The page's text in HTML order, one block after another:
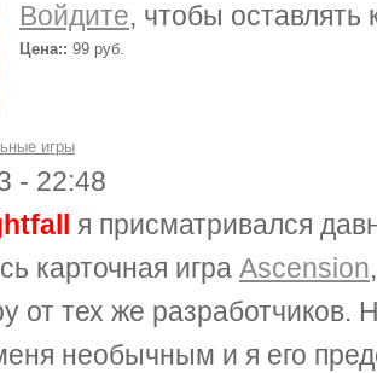
Войдите, чтобы
Цена:: 99 руб.
игры
- 22:48
я присматривался
карточная игра Ascension
от тех же разработчиков.
необычным и я его